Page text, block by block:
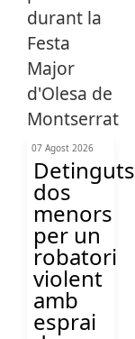
07 Agost 2026
Detinguts
dos
menors
per un
robatori
violent
amb
esprai